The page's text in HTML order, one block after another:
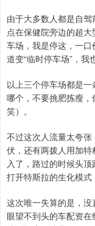
由于大多数人都是自
点在保健院旁边的超
车场，我是停这，一
道变“临时停车场”，我
以上三个停车场都是
哪个，不要挑肥拣瘦
笑）。
不过这次人流量太夸
伏，还有两拨人用加
入了，路过的时候头
打开特斯拉的生化模式
这次唯一失算的是，
眼望不到头的车配资